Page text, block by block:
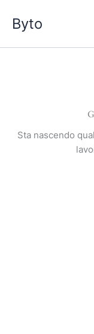
contenuto
Byto
Sta nascendo